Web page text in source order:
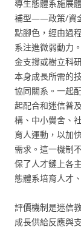
導生態體系施展
補型——政策/資
點腳色，經由過
系注進微弱動力
金支撐或樹立科
本身成長所需的
協同關系。一起
起配合和迷信普
構、中小黌舍、
育人運動，以加
需求。這一機制
保了人才鏈上各
態體系培育人才
評價機制是迷信
成長供給反應與